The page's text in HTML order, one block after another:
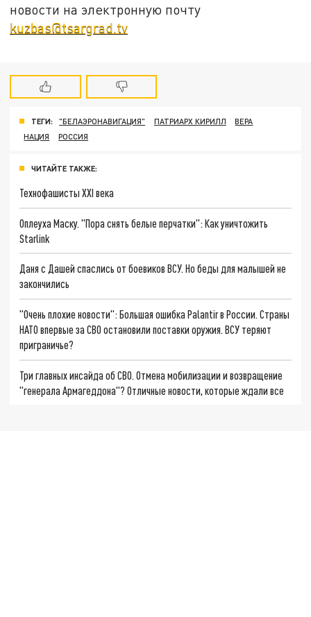
новости на электронную почту
kuzbas@tsargrad.tv
ТЕГИ: "БЕЛАЭРОНАВИГАЦИЯ" ПАТРИАРХ КИРИЛЛ
ВЕРА
НАЦИЯ
РОССИЯ
ЧИТАЙТЕ ТАКЖЕ:
Технофашисты XXI века
Оплеуха Маску. "Пора снять белые перчатки": Как уничтожить
Starlink
Даня с Дашей спаслись от боевиков ВСУ. Но беды для малышей не
закончились
"Очень плохие новости": Большая ошибка Palantir в России. Страны
НАТО впервые за СВО остановили поставки оружия. ВСУ теряют
приграничье?
Три главных инсайда об СВО. Отмена мобилизации и возвращение
"генерала Армагеддона"? Отличные новости, которые ждали все